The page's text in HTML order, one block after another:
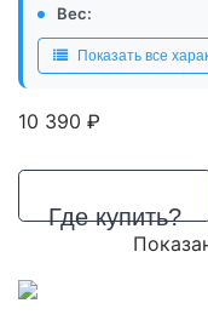
Вес:
Показать все
10 390 р.
Где купить?